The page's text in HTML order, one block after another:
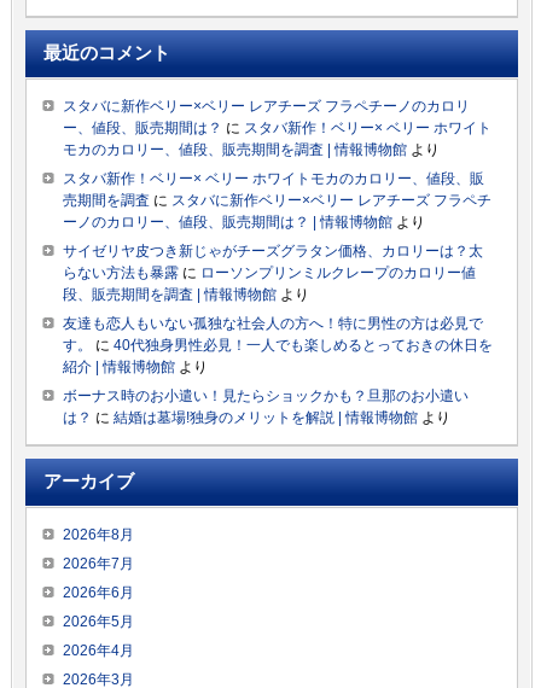
最近のコメント
スタバに新作ベリー×ベリー レアチーズ フラペチーノのカロリ
ー、値段、販売期間は？ に スタバ新作！ベリー× ベリー ホワイト
モカのカロリー、値段、販売期間を調査 | 情報博物館より
スタバ新作！ベリー× ベリー ホワイトモカのカロリー、値段、販
売期間を調査 に スタバに新作ベリー×ベリー レアチーズ フラペチ
ーノのカロリー、値段、販売期間は？ | 情報博物館より
サイゼリヤ皮つき新じゃがチーズグラタン価格、カロリーは？太
らない方法も暴露に ローソンプリンミルクレープのカロリー値
段、販売期間を調査 | 情報博物館より
友達も恋人もいない孤独な社会人の方へ！特に男性の方は必見で
す。
に 40代独身男性必見！一人でも楽しめるとっておきの休日を
紹介 | 情報博物館より
ボーナス時のお小遣い！見たらショックかも？旦那のお小遣い
は？ に 結婚は墓場!独身のメリットを解説 | 情報博物館より
アーカイブ
2026年8月
2026年7月
2026年6月
2026年5月
2026年4月
2026年3月